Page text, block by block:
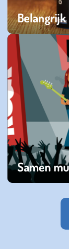
zaterdag 15
Samen